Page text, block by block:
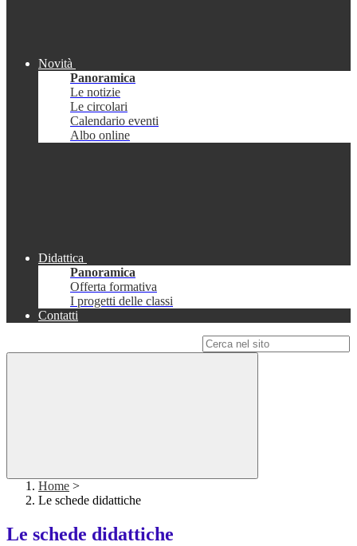
Novità
Panoramica
Le notizie
Le circolari
Calendario eventi
Albo online
Didattica
Panoramica
Offerta formativa
I progetti delle classi
Contatti
Home >
Le schede didattiche
Le schede didattiche